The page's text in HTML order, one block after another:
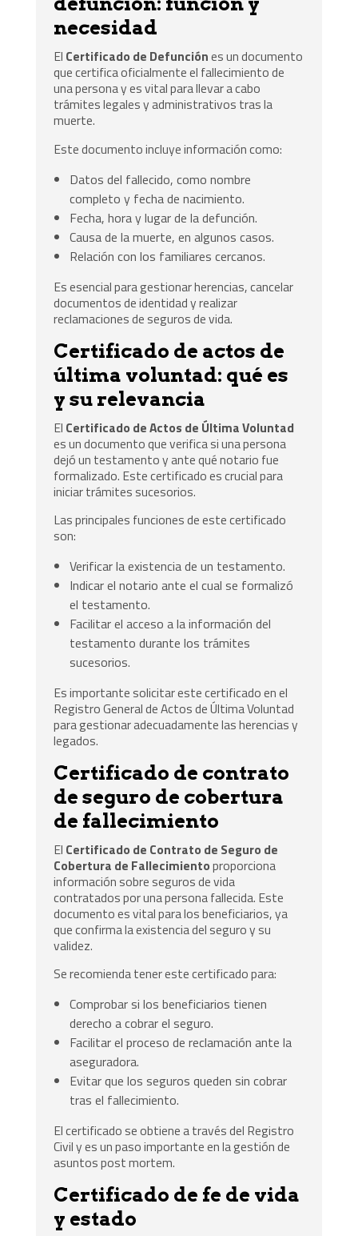
necesidad
El Certificado de Defunciónes un documento
que certifica oficialmente el fallecimiento de
una persona y es vital para llevar a cabo
trámites legales y administrativos tras la
muerte.
Este documento incluye información como:
Datos del fallecido, como nombre
completo y fecha de nacimiento.
Fecha, hora y lugar de la defunción.
Causa de la muerte, en algunos casos.
Relación con los familiares cercanos.
Es esencial para gestionar herencias, cancelar
documentos de identidad y realizar
reclamaciones de seguros de vida.
Certificado de actos de
última voluntad: qué es
y su relevancia
El Certificado de Actos de Última Voluntad
es un documento que verifica si una persona
dejó un testamento y ante qué notario fue
formalizado. Este certificado es crucial para
iniciar trámites sucesorios.
Las principales funciones de este certificado
son:
Verificar la existencia de un testamento.
Indicar el notario ante el cual se formalizó
el testamento.
Facilitar el acceso a la información del
testamento durante los trámites
sucesorios.
Es importante solicitar este certificado en el
Registro General de Actos de Última Voluntad
para gestionar adecuadamente las herencias y
legados.
Certificado de contrato
de seguro de cobertura
de fallecimiento
El Certificado de Contrato de Seguro de
Cobertura de Fallecimientoproporciona
información sobre seguros de vida
contratados por una persona fallecida. Este
documento es vital para los beneficiarios, ya
que confirma la existencia del seguro y su
validez.
Se recomienda tener este certificado para:
Comprobar si los beneficiarios tienen
derecho a cobrar el seguro.
Facilitar el proceso de reclamación ante la
aseguradora.
Evitar que los seguros queden sin cobrar
tras el fallecimiento.
El certificado se obtiene a través del Registro
Civil y es un paso importante en la gestión de
asuntos post mortem.
Certificado de fe de vida
y estado